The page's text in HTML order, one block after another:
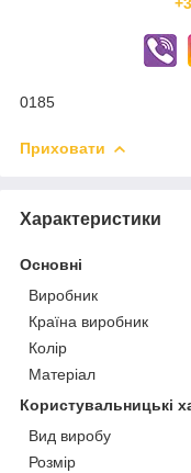
0185
Приховати
Характеристики
Основні
Виробник
Країна виробник
Колір
Матеріал
Користувальницькі
Вид виробу
Розмір